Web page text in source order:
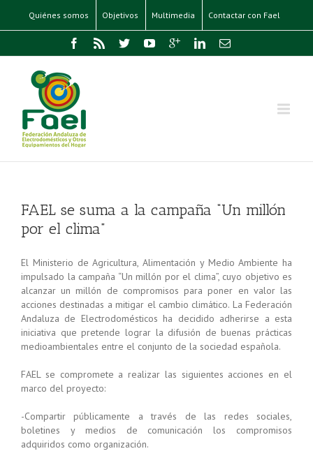
Quiénes somos Objetivos Multimedia Contactar con Fael
FAEL se suma a la campaña “Un millón
por el clima”
El Ministerio de Agricultura, Alimentación y Medio Ambiente ha
impulsado la campaña “Un millón por el clima”, cuyo objetivo es
alcanzar un millón de compromisos para poner en valor las
acciones destinadas a mitigar el cambio climático. La Federación
Andaluza de Electrodomésticos ha decidido adherirse a esta
iniciativa que pretende lograr la difusión de buenas prácticas
medioambientales entre el conjunto de la sociedad española.
FAEL se compromete a realizar las siguientes acciones en el
marco del proyecto:
-Compartir públicamente a través de las redes sociales,
boletines y medios de comunicación los compromisos
adquiridos como organización.